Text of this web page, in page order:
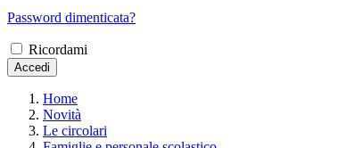
Password dimenticata?
Ricordami
Accedi
Home
Novità
Le circolari